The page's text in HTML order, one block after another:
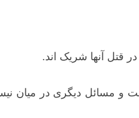
قتل آنها شریک اند.
است و مسائل دیگری در